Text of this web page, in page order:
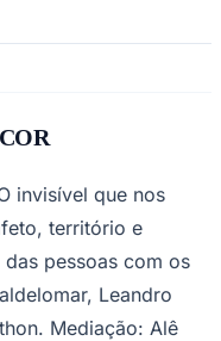
invisível que nos
território e
pessoas com os
Leandro
Mediação: Alê